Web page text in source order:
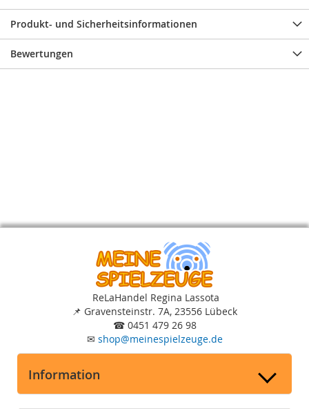
Produkt- und Sicherheitsinformationen
Bewertungen
ReLaHandel Regina Lassota
📌 Gravensteinstr. 7A, 23556 Lübeck
☎ 0451 479 26 98
✉ shop@meinespielzeuge.de
Information